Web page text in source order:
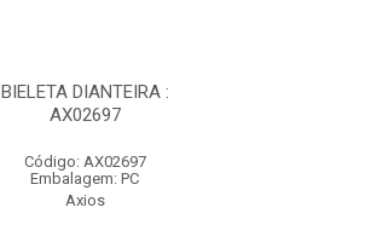
BIELETA DIANTEIRA :
AX02697
Código: AX02697
Embalagem: PC
Axios